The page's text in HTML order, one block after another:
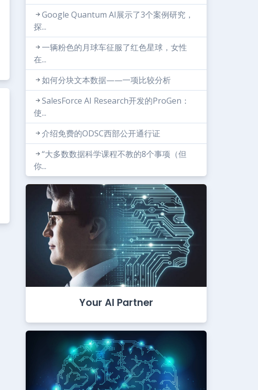
Google Quantum AI展示了3个案例研究，
探...
一辆粉色的月球车征服了红色星球，女性
在...
如何分块文本数据——一项比较分析
SalesForce AI Research开发的ProGen：
使...
介绍免费的ODSC西部公开通行证
“大多数数据科学课程不教的8个事项（但
你...
Your AI Partner